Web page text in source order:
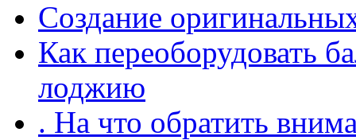
Создание
Как переоборудовать
лоджию
. На что обратить